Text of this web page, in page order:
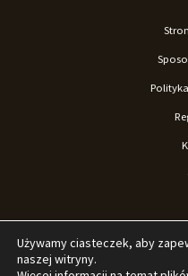
Używamy ciasteczek, aby
naszej witryny.